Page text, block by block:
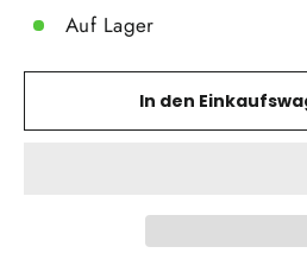
Auf Lager
In den